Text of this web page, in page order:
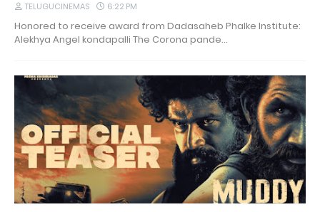
TELUGUCINEMAS 6:22 PM
Honored to receive award from Dadasaheb Phalke Institute:
Alekhya Angel kondapalli The Corona pande…